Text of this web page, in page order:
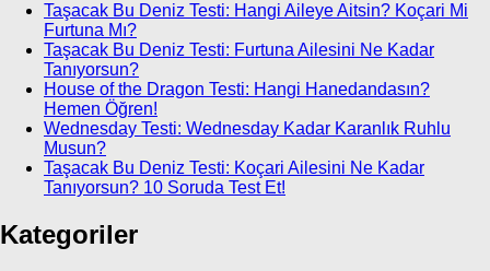
Taşacak Bu Deniz Testi: Hangi Aileye Aitsin? Koçari Mi
Furtuna Mı?
Taşacak Bu Deniz Testi: Furtuna Ailesini Ne Kadar
Tanıyorsun?
House of the Dragon Testi: Hangi Hanedandasın?
Hemen Öğren!
Wednesday Testi: Wednesday Kadar Karanlık Ruhlu
Musun?
Taşacak Bu Deniz Testi: Koçari Ailesini Ne Kadar
Tanıyorsun? 10 Soruda Test Et!
Kategoriler